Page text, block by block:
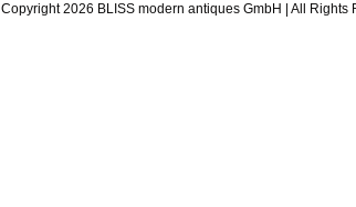
Copyright 2026 BLISS modern antiques GmbH | All Rights